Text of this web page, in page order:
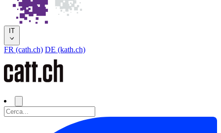
IT
FR (cath.ch) DE (kath.ch)